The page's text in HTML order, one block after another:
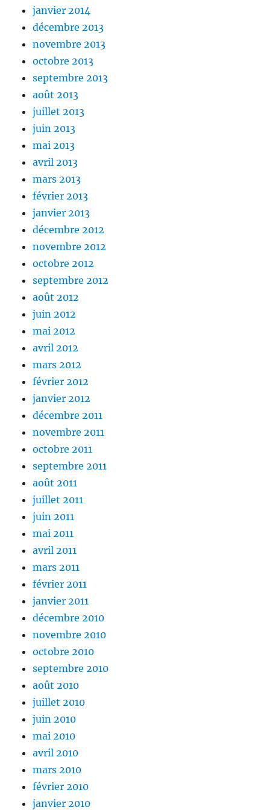
janvier 2014
décembre 2013
novembre 2013
octobre 2013
septembre 2013
août 2013
juillet 2013
juin 2013
mai 2013
avril 2013
mars 2013
février 2013
janvier 2013
décembre 2012
novembre 2012
octobre 2012
septembre 2012
août 2012
juin 2012
mai 2012
avril 2012
mars 2012
février 2012
janvier 2012
décembre 2011
novembre 2011
octobre 2011
septembre 2011
août 2011
juillet 2011
juin 2011
mai 2011
avril 2011
mars 2011
février 2011
janvier 2011
décembre 2010
novembre 2010
octobre 2010
septembre 2010
août 2010
juillet 2010
juin 2010
mai 2010
avril 2010
mars 2010
février 2010
janvier 2010